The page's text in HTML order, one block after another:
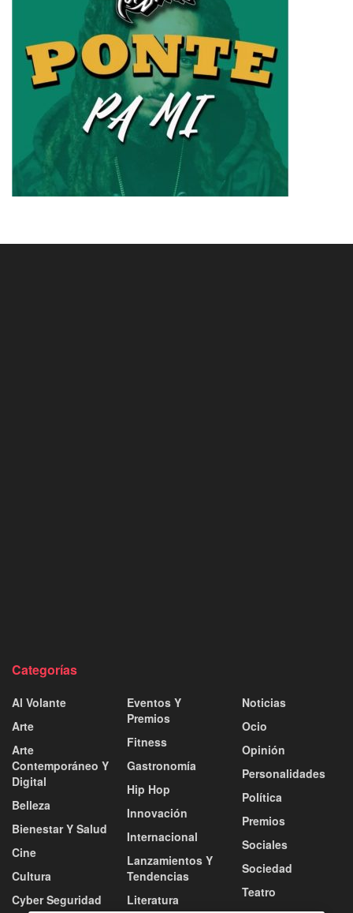
Categorías
Al Volante
Arte
Arte
Contemporáneo Y
Digital
Belleza
Bienestar Y Salud
Cine
Cultura
Cyber Seguridad
Eventos Y
Premios
Fitness
Gastronomía
Hip Hop
Innovación
Internacional
Lanzamientos Y
Tendencias
Literatura
Noticias
Ocio
Opinión
Personalidades
Política
Premios
Sociales
Sociedad
Teatro